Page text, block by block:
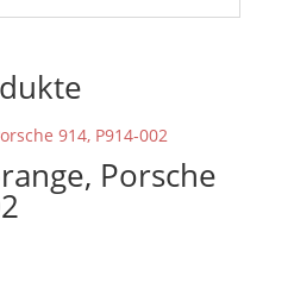
Porsche